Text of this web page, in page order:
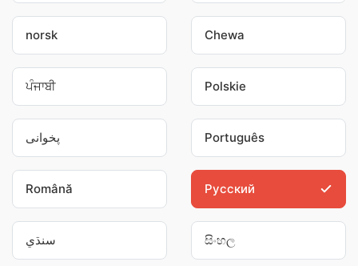
norsk Chewa
ਪੰਜਾਬੀ Polskie
پخوانی Português
Română Pусский
سنڌي සිංහල